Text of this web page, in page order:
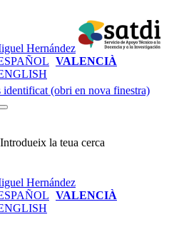
VALENCIÀ
identificat (obri en nova finestra)
Introdueix la teua cerca
VALENCIÀ